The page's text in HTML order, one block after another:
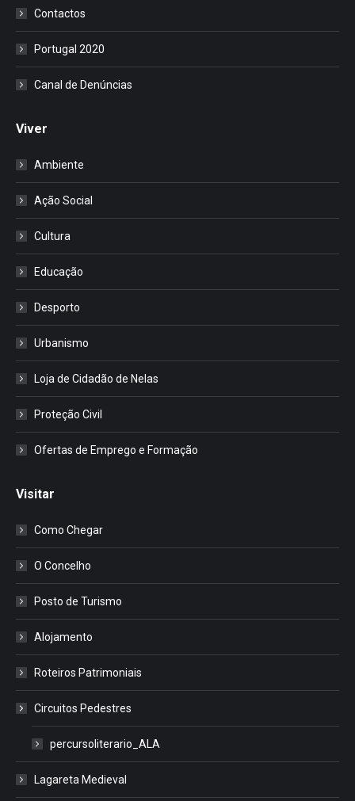
Contactos
Portugal 2020
Canal de Denúncias
Viver
Ambiente
Ação Social
Cultura
Educação
Desporto
Urbanismo
Loja de Cidadão de Nelas
Proteção Civil
Ofertas de Emprego e Formação
Visitar
Como Chegar
O Concelho
Posto de Turismo
Alojamento
Roteiros Patrimoniais
Circuitos Pedestres
percursoliterario_ALA
Lagareta Medieval